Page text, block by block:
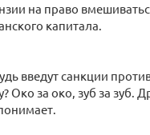
на право
капитала.
введут санкции
за око, зуб за зуб.